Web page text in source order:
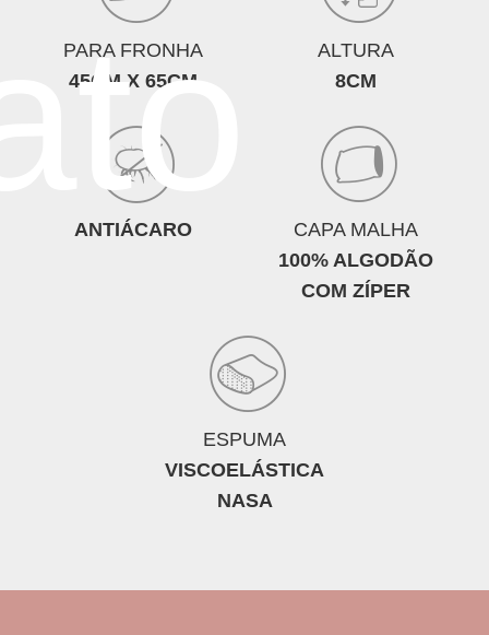
PARA FRONHA
45CM X 65CM
ALTURA
8CM
ANTIÁCARO
CAPA MALHA
100% ALGODÃO
COM ZÍPER
ESPUMA
VISCOELÁSTICA
NASA